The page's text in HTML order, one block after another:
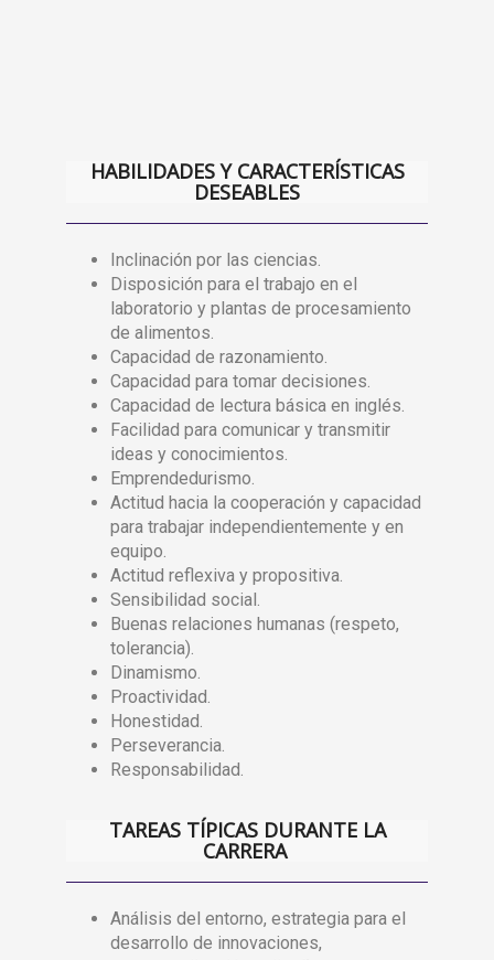
HABILIDADES Y CARACTERÍSTICAS
DESEABLES
Inclinación por las ciencias.
Disposición para el trabajo en el
laboratorio y plantas de procesamiento
de alimentos.
Capacidad de razonamiento.
Capacidad para tomar decisiones.
Capacidad de lectura básica en inglés.
Facilidad para comunicar y transmitir
ideas y conocimientos.
Emprendedurismo.
Actitud hacia la cooperación y capacidad
para trabajar independientemente y en
equipo.
Actitud reflexiva y propositiva.
Sensibilidad social.
Buenas relaciones humanas (respeto,
tolerancia).
Dinamismo.
Proactividad.
Honestidad.
Perseverancia.
Responsabilidad.
TAREAS TÍPICAS DURANTE LA
CARRERA
Análisis del entorno, estrategia para el
desarrollo de innovaciones,